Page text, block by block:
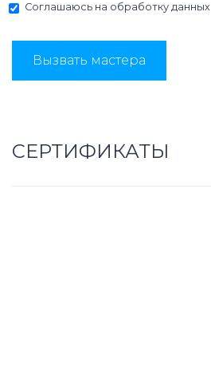
Соглашаюсь на обработку данных
Вызвать мастера
СЕРТИФИКАТЫ